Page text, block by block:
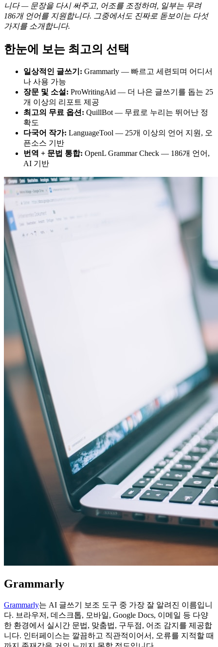
니다 — 문장을 다시 써주고, 어조를 조정하며, 일부는 무려
186개 언어를 지원합니다. 그중에서도 진짜로 돋보이는 다섯
가지를 소개합니다.
한눈에 보는 최고의 선택
일상적인 글쓰기: Grammarly — 빠르고 세련되며 어디서
나 사용 가능
장문 및 소설: ProWritingAid — 더 나은 글쓰기를 돕는 25
개 이상의 리포트 제공
최고의 무료 옵션: QuillBot — 무료로 누리는 뛰어난 정
확도
다국어 작가: LanguageTool — 25개 이상의 언어 지원, 오
픈소스 기반
번역 + 문법 통합: OpenL Grammar Check — 186개 언어,
AI 기반
Grammarly
Grammarly는 AI 글쓰기 보조 도구 중 가장 잘 알려진 이름입니
다. 브라우저, 데스크톱, 모바일, Google Docs, 이메일 등 다양
한 환경에서 실시간 문법, 맞춤법, 구두점, 어조 감지를 제공합
니다. 인터페이스는 깔끔하고 직관적이어서, 오류를 지적할 때